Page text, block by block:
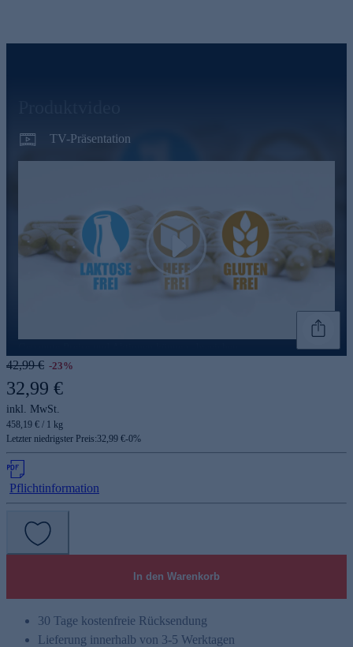
TV-Präsentation
Play
42,99 € -23%
32,99 €
inkl. MwSt.
458,19 € / 1 kg
Letzter niedrigster Preis:32,99 €-0%
Pflichtinformation
In den Warenkorb
30 Tage kostenfreie Rücksendung
Lieferung innerhalb von 3-5 Werktagen